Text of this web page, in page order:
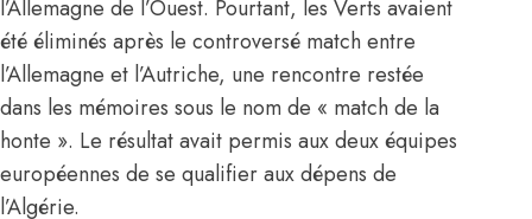
l’Allemagne de l’Ouest. Pourtant, les Verts avaient
été éliminés après le controversé match entre
l’Allemagne et l’Autriche, une rencontre restée
dans les mémoires sous le nom de « match de la
honte ». Le résultat avait permis aux deux équipes
européennes de se qualifier aux dépens de
l’Algérie.